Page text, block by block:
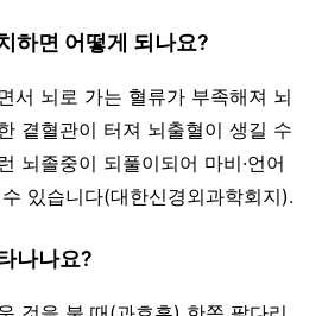
하면 어떻게 되나요?
서 뇌로 가는 혈류가 부족해져 뇌
곁혈관이 터져 뇌출혈이 생길 수
뇌졸중이 되풀이되어 마비·언어
있습니다(대한신경외과학회지).
나나요?